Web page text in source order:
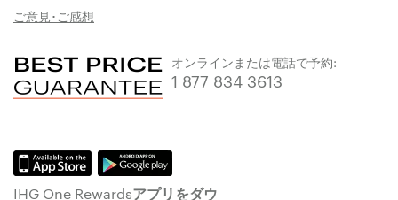
ご意見･ご感想
オンラインまたは電話で予約:
1 877 834 3613
IHG One Rewardsアプリをダウ